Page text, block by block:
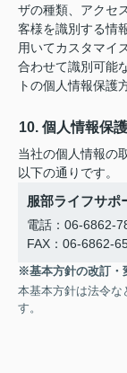
ザの種類、アクセ
客様を識別する情
用いてカスタマイ
合わせて識別可能
トの個人情報保護
10. 個人情報保
当社の個人情報の
以下の通りです。
服部ライフサポ
電話：06-6862-
FAX：06-6862-
※基本方針の改訂
本基本方針は法令な
す。